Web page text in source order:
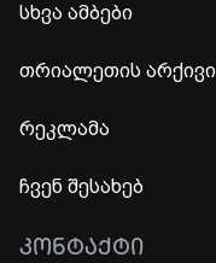
სხვა ამბები
თრიალეთის არქივი
რეკლამა
ჩვენ შესახებ
ᲙᲝᲜᲢᲐᲥᲢᲘ